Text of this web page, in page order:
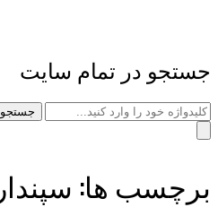
جستجو در تمام سایت
جستجو
برچسب ها: سپندار